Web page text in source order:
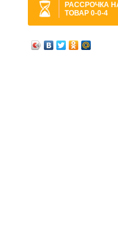
РАССРОЧКА
ТОВАР 0-0-4